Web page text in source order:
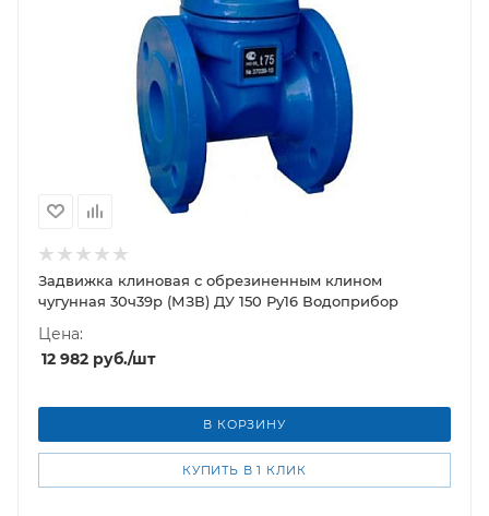
Задвижка клиновая с обрезиненным клином
чугунная 30ч39р (МЗВ) ДУ 150 Ру16 Водоприбор
Цена:
12 982 руб./шт
В КОРЗИНУ
КУПИТЬ В 1 КЛИК